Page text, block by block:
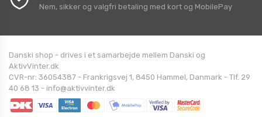
Nem, sikker og valgfri betaling med kort og MobilePay
Danski shop - drives i et samarbejde mellem Danski og
AktivVinter.dk
CVR-nr: 36054387 - Frankrigsvej 1, 8450 Hammel, Danmark - Tlf. 29
40 68 13 - info@aktivvinter.dk